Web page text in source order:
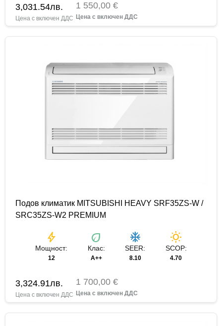
3,031.54лв. 1 550,00 €
Подов климатик MITSUBISHI HEAVY SRF35ZS-W /
SRC35ZS-W2 PREMIUM
bolt
Мощност:
12
eco
Клас:
A++
ac_unit
SEER:
8.10
wb_sunny
SCOP:
4.70
3,324.91лв. 1 700,00 €